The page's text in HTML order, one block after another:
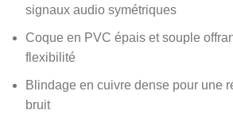
signaux audio symétriques
Coque en PVC épais et souple
flexibilité
Blindage en cuivre dense pour une
bruit